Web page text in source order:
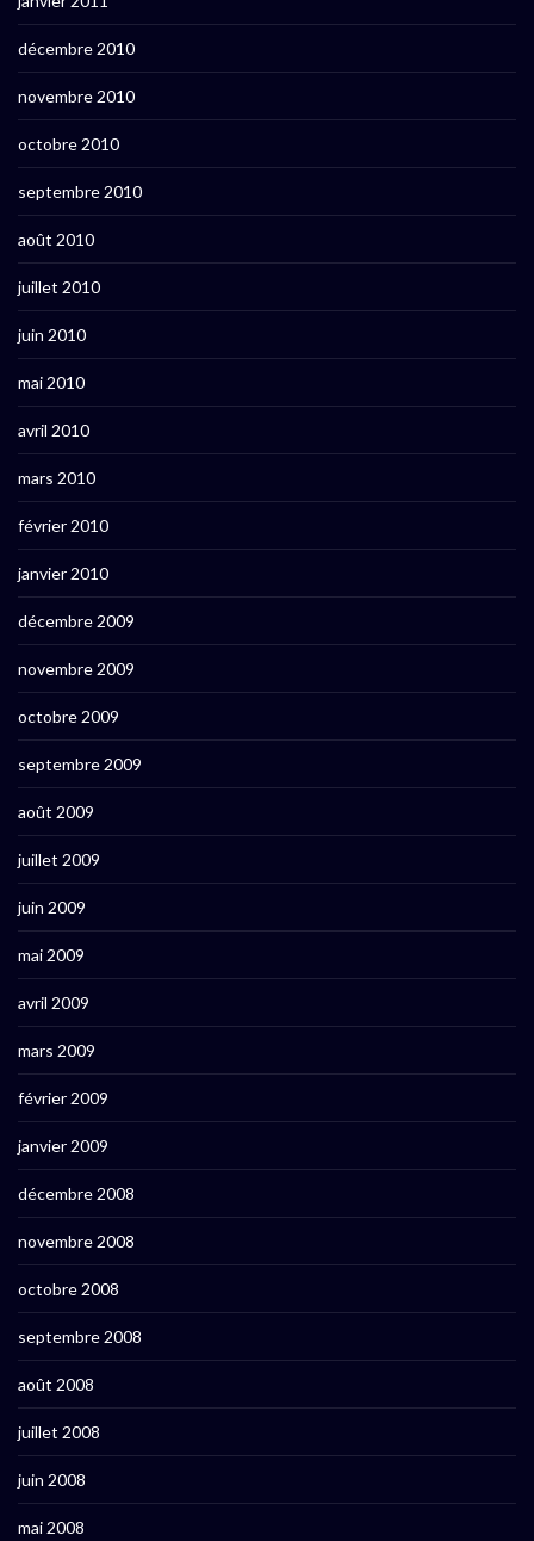
décembre 2010
novembre 2010
octobre 2010
septembre 2010
août 2010
juillet 2010
juin 2010
mai 2010
avril 2010
mars 2010
février 2010
janvier 2010
décembre 2009
novembre 2009
octobre 2009
septembre 2009
août 2009
juillet 2009
juin 2009
mai 2009
avril 2009
mars 2009
février 2009
janvier 2009
décembre 2008
novembre 2008
octobre 2008
septembre 2008
août 2008
juillet 2008
juin 2008
mai 2008